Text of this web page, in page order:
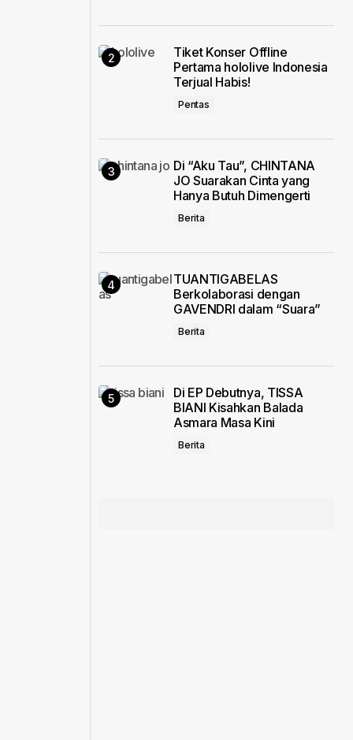
Tiket Konser Offline
Pertama hololive Indonesia
Terjual Habis!
Pentas
Di “Aku Tau”, CHINTANA
JO Suarakan Cinta yang
Hanya Butuh Dimengerti
Berita
TUANTIGABELAS
Berkolaborasi dengan
GAVENDRI dalam “Suara”
Berita
Di EP Debutnya, TISSA
BIANI Kisahkan Balada
Asmara Masa Kini
Berita